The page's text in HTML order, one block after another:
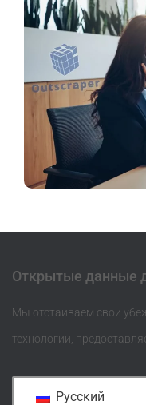
Открытые данные
Мы отстаиваем свои
технологии,
Русский